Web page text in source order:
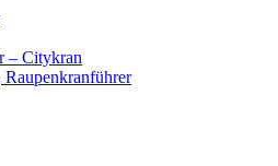
– Citykran